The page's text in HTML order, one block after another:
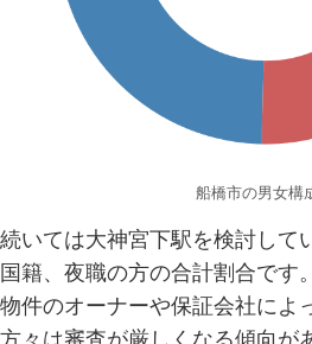
船橋市の男女構
続いては大神宮下駅を検討して
国籍、夜職の方の合計割合です。
物件のオーナーや保証会社によ